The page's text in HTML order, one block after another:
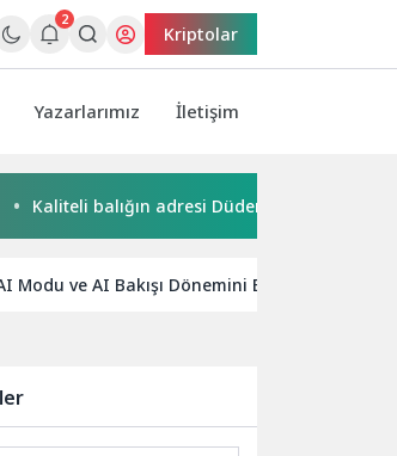
2
Kriptolar
Yazarlarımız İletişim
balığın adresi Düden Balık Çarşısı
Modu ve AI Bakışı Dönemini Başlattı!